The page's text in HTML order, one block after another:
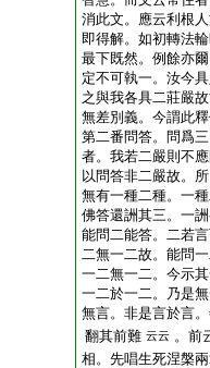
消此文。應云利根
即得解。如初轉法
最下既然。例餘亦
定不可執一。汝今
之與我各具二莊嚴
無差別義。今謂此
第二番問答。問爲
者。我若二嚴則不
以問答非二嚴故。
無有一種二種。一
佛答還詶其三。一
能問二能答。二若
二無一二故。能問
一二無一二。今示
一二於一二。乃是
無言。非是言於言
翻其前難 云云 。前
相。先唱生死涅槃